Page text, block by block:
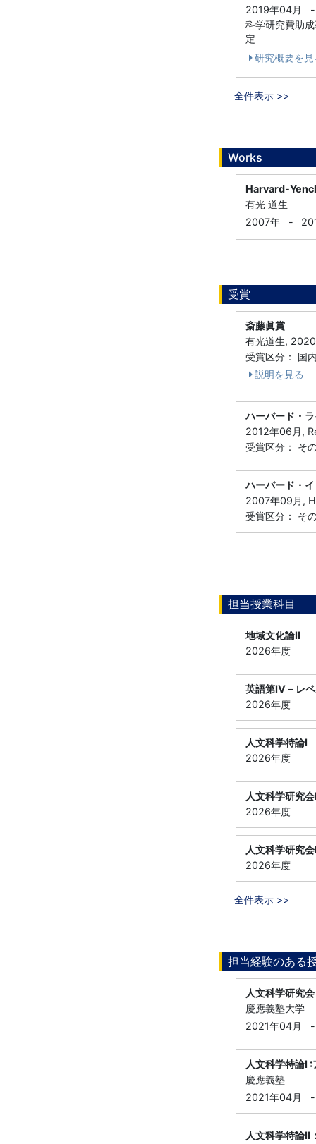
2019年04月
-
科学研究費助
定
研究概要を見
全件表示 >>
Works
Harvard-
有光 道生
2007年
-
受賞
斎藤眞賞
有光道生,
受賞区分： 国
説明を見る
ハーバード・
2012年06月,
受賞区分： そ
ハーバード・
2007年09月,
受賞区分： そ
担当授業科目
地域文化論Ⅱ
2026年度
英語第Ⅳ－レ
2026年度
人文科学特論Ⅰ
2026年度
人文科学研究会
2026年度
人文科学研究
2026年度
全件表示 >>
担当経験のある
人文科学研究会
慶應義塾大学
2021年04月
-
人文科学特論I
慶應義塾
2021年04月
-
人文科学特論II